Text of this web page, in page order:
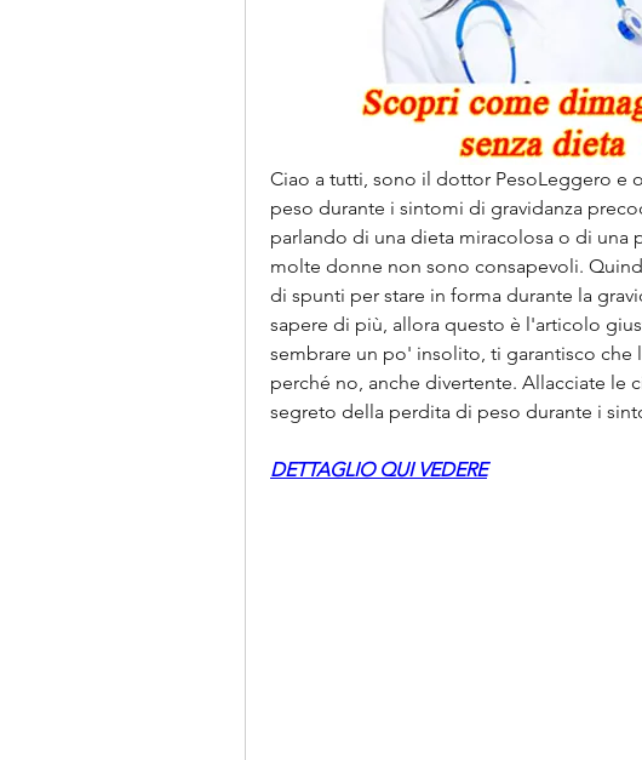
Ciao a tutti, sono il dottor PesoLeggero e
peso durante i sintomi di gravidanza
parlando di una dieta miracolosa o di una
molte donne non sono consapevoli.
di spunti per stare in forma durante la
sapere di più, allora questo è l'articolo
sembrare un po' insolito, ti garantisco che
perché no, anche divertente. Allacciate le
segreto della perdita di peso durante i
DETTAGLIO QUI VEDERE